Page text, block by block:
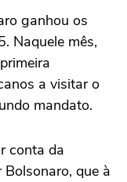
ganhou os
Naquele mês,
a visitar o
mandato.
conta da
Bolsonaro, que à